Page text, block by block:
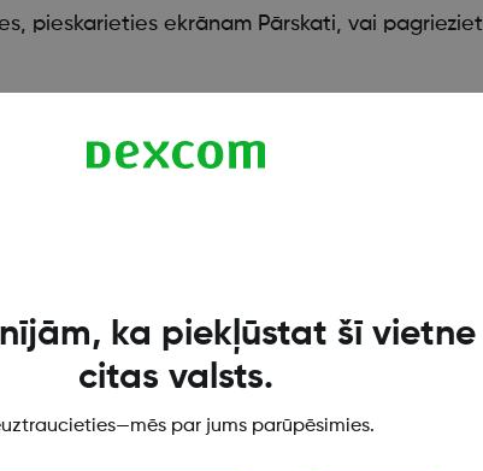
pieskarieties ekrānam Pārskati, vai
ka piekļūstat šī vietne
citas valsts.
par jums parūpēsimies.